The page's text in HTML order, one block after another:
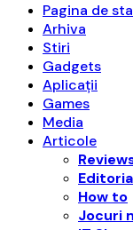
Pagina de
Arhiva
Stiri
Gadgets
Aplicații
Games
Media
Articole
How to
Jocuri